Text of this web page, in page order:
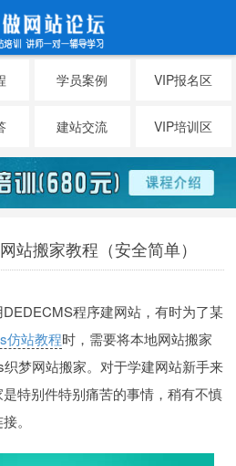
学员案例 VIP报名区
建站交流 VIP培训区
站搬家教程（安全简单）
程序建网站，有时为了某
仿站教程时，需要将本地网站搬家
梦网站搬家。对于学建网站新手来
是特别件特别痛苦的事情，稍有不慎
。